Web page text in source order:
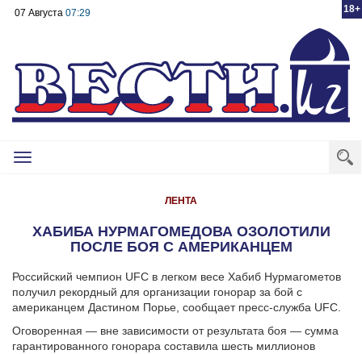
18+
07 Августа 07:29
Toggle
ЛЕНТА
ХАБИБА НУРМАГОМЕДОВА ОЗОЛОТИЛИ
ПОСЛЕ БОЯ С АМЕРИКАНЦЕМ
Российский чемпион UFC в легком весе Хабиб Нурмагометов
получил рекордный для организации гонорар за бой с
американцем Дастином Порье, сообщает пресс-служба UFC.
Оговоренная — вне зависимости от результата боя — сумма
гарантированного гонорара составила шесть миллионов